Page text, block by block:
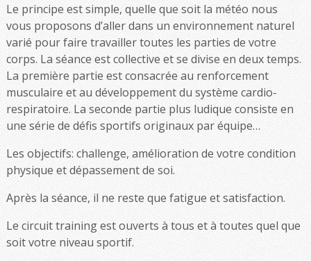
Le principe est simple, quelle que soit la météo nous
vous proposons d’aller dans un environnement naturel
varié pour faire travailler toutes les parties de votre
corps. La séance est collective et se divise en deux temps.
La première partie est consacrée au renforcement
musculaire et au développement du système cardio-
respiratoire. La seconde partie plus ludique consiste en
une série de défis sportifs originaux par équipe…
Les objectifs: challenge, amélioration de votre condition
physique et dépassement de soi.
Après la séance, il ne reste que fatigue et satisfaction.
Le circuit training est ouverts à tous et à toutes quel que
soit votre niveau sportif.